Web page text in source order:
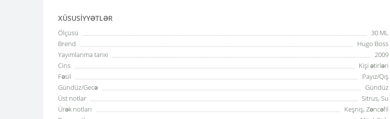
XÜSUSIYYƏTLƏR
Ölçüsü
30 ML
Brend
Hugo Boss
Yayımlanma tarixi
2009
Cins
Kişi ətirləri
Fəsil
Payız/Qış
Gündüz/Gecə
Gündüz
Üst notlar
Sitrus, Su
Ürək notları
Keşniş, Zəncəfil